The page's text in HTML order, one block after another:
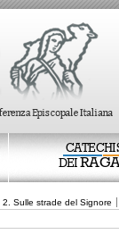
DEI
2. Sulle strade del Signore